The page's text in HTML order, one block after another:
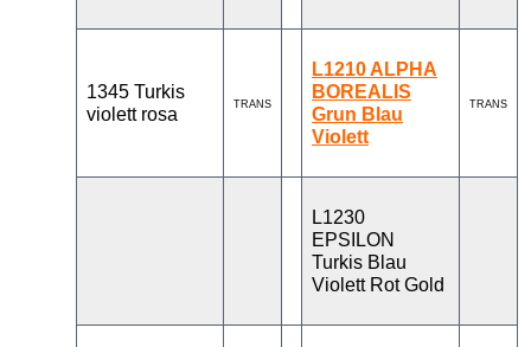
1345 Turkis
violett rosa
TRANS
L1210 ALPHA
BOREALIS
Grun Blau
Violett
TRANS
L1230
EPSILON
Turkis Blau
Violett Rot Gold